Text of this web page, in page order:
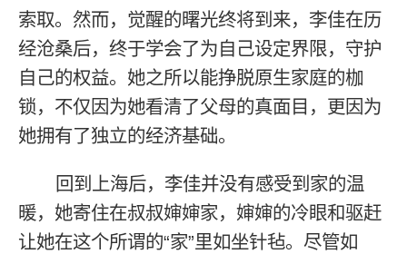
索取。然而，觉醒的曙光终将到来，李佳在历
经沧桑后，终于学会了为自己设定界限，守护
自己的权益。她之所以能挣脱原生家庭的枷
锁，不仅因为她看清了父母的真面目，更因为
她拥有了独立的经济基础。
回到上海后，李佳并没有感受到家的温
暖，她寄住在叔叔婶婶家，婶婶的冷眼和驱赶
让她在这个所谓的“家”里如坐针毡。尽管如